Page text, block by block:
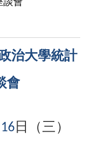
治大學統計
會
16 日（三）